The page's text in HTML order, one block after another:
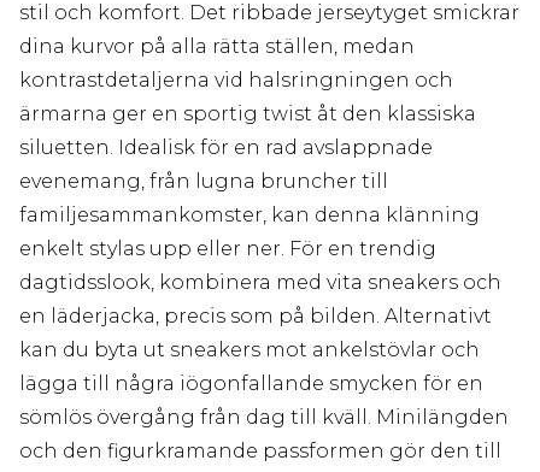
stil och komfort. Det ribbade jerseytyget smickrar
dina kurvor på alla rätta ställen, medan
kontrastdetaljerna vid halsringningen och
ärmarna ger en sportig twist åt den klassiska
siluetten. Idealisk för en rad avslappnade
evenemang, från lugna bruncher till
familjesammankomster, kan denna klänning
enkelt stylas upp eller ner. För en trendig
dagtidsslook, kombinera med vita sneakers och
en läderjacka, precis som på bilden. Alternativt
kan du byta ut sneakers mot ankelstövlar och
lägga till några iögonfallande smycken för en
sömlös övergång från dag till kväll. Minilängden
och den figurkramande passformen gör den till